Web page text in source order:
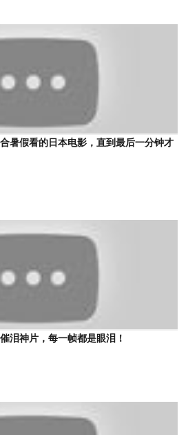
暑假看的日本电影，直到最后一分钟才
泪神片，每一帧都是眼泪！